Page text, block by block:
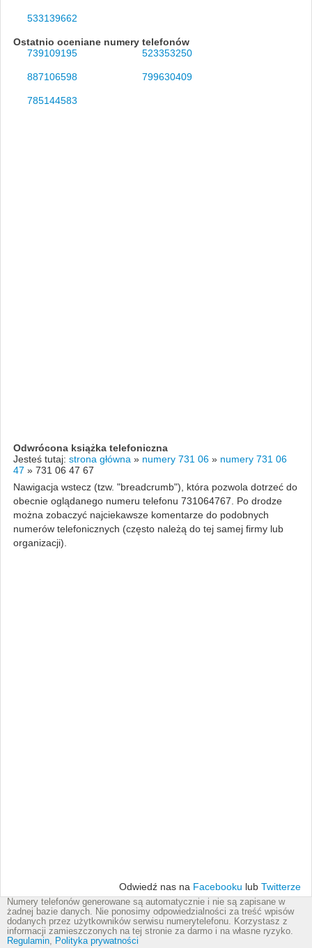
533139662
Ostatnio oceniane numery telefonów
739109195
523353250
887106598 799630409
785144583
Odwrócona książka telefoniczna
Jesteś tutaj: strona główna » numery 731 06 » numery 731 06
47 » 731 06 47 67
Nawigacja wstecz (tzw. "breadcrumb"), która pozwola dotrzeć do
obecnie oglądanego numeru telefonu 731064767. Po drodze
można zobaczyć najciekawsze komentarze do podobnych
numerów telefonicznych (często należą do tej samej firmy lub
organizacji).
Odwiedź nas na Facebooku lub Twitterze
Numery telefonów generowane są automatycznie i nie są zapisane w
żadnej bazie danych. Nie ponosimy odpowiedzialności za treść wpisów
dodanych przez użytkowników serwisu numerytelefonu. Korzystasz z
informacji zamieszczonych na tej stronie za darmo i na własne ryzyko.
Regulamin, Polityka prywatności